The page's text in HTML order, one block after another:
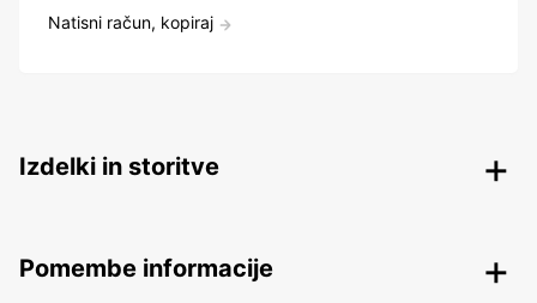
Natisni račun, kopiraj
Izdelki in storitve
Pomembe informacije